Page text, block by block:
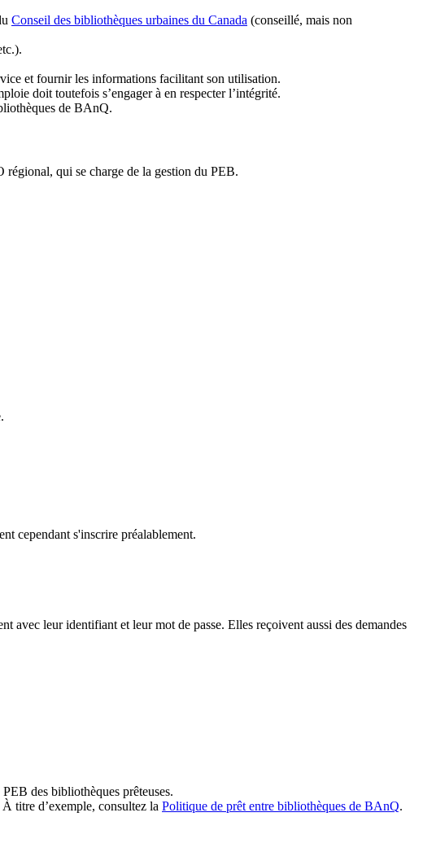
Conseil des bibliothèques urbaines du Canada (conseillé, mais non
et fournir les informations facilitant son utilisation.
doit toutefois s’engager à en respecter l’intégrité.
de BAnQ.
qui se charge de la gestion du PEB.
cependant s'inscrire préalablement.
avec leur identifiant et leur mot de passe. Elles reçoivent aussi des demandes
des bibliothèques prêteuses.
titre d’exemple, consultez la Politique de prêt entre bibliothèques de BAnQ.